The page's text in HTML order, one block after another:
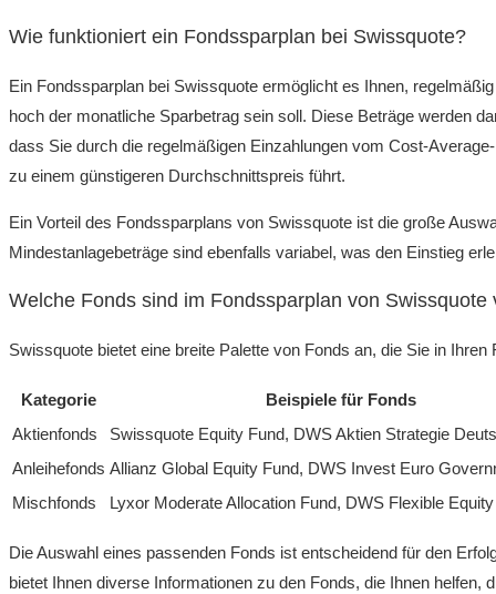
Wie funktioniert ein Fondssparplan bei Swissquote?
Ein Fondssparplan bei Swissquote ermöglicht es Ihnen,
hoch der monatliche Sparbetrag sein soll. Diese Beträge werden
dass Sie durch die regelmäßigen Einzahlungen vom Cost-
zu einem günstigeren Durchschnittspreis führt.
Ein Vorteil des Fondssparplans von Swissquote ist die große
Mindestanlagebeträge sind ebenfalls variabel, was den Einstieg
Welche Fonds sind im Fondssparplan von Swissquote
Swissquote bietet eine breite Palette von Fonds an, die Sie in
Kategorie
Beispiele für Fonds
Aktienfonds
Swissquote Equity Fund, DWS Aktien Strategie
Anleihefonds Allianz Global Equity Fund, DWS Invest Euro
Mischfonds
Lyxor Moderate Allocation Fund, DWS Flexible Equity
Die Auswahl eines passenden Fonds ist entscheidend für den
bietet Ihnen diverse Informationen zu den Fonds, die Ihnen helfen,